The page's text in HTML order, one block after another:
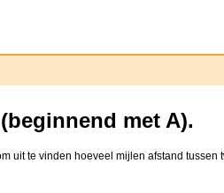
met A).
uit te vinden hoeveel mijlen afstand tussen